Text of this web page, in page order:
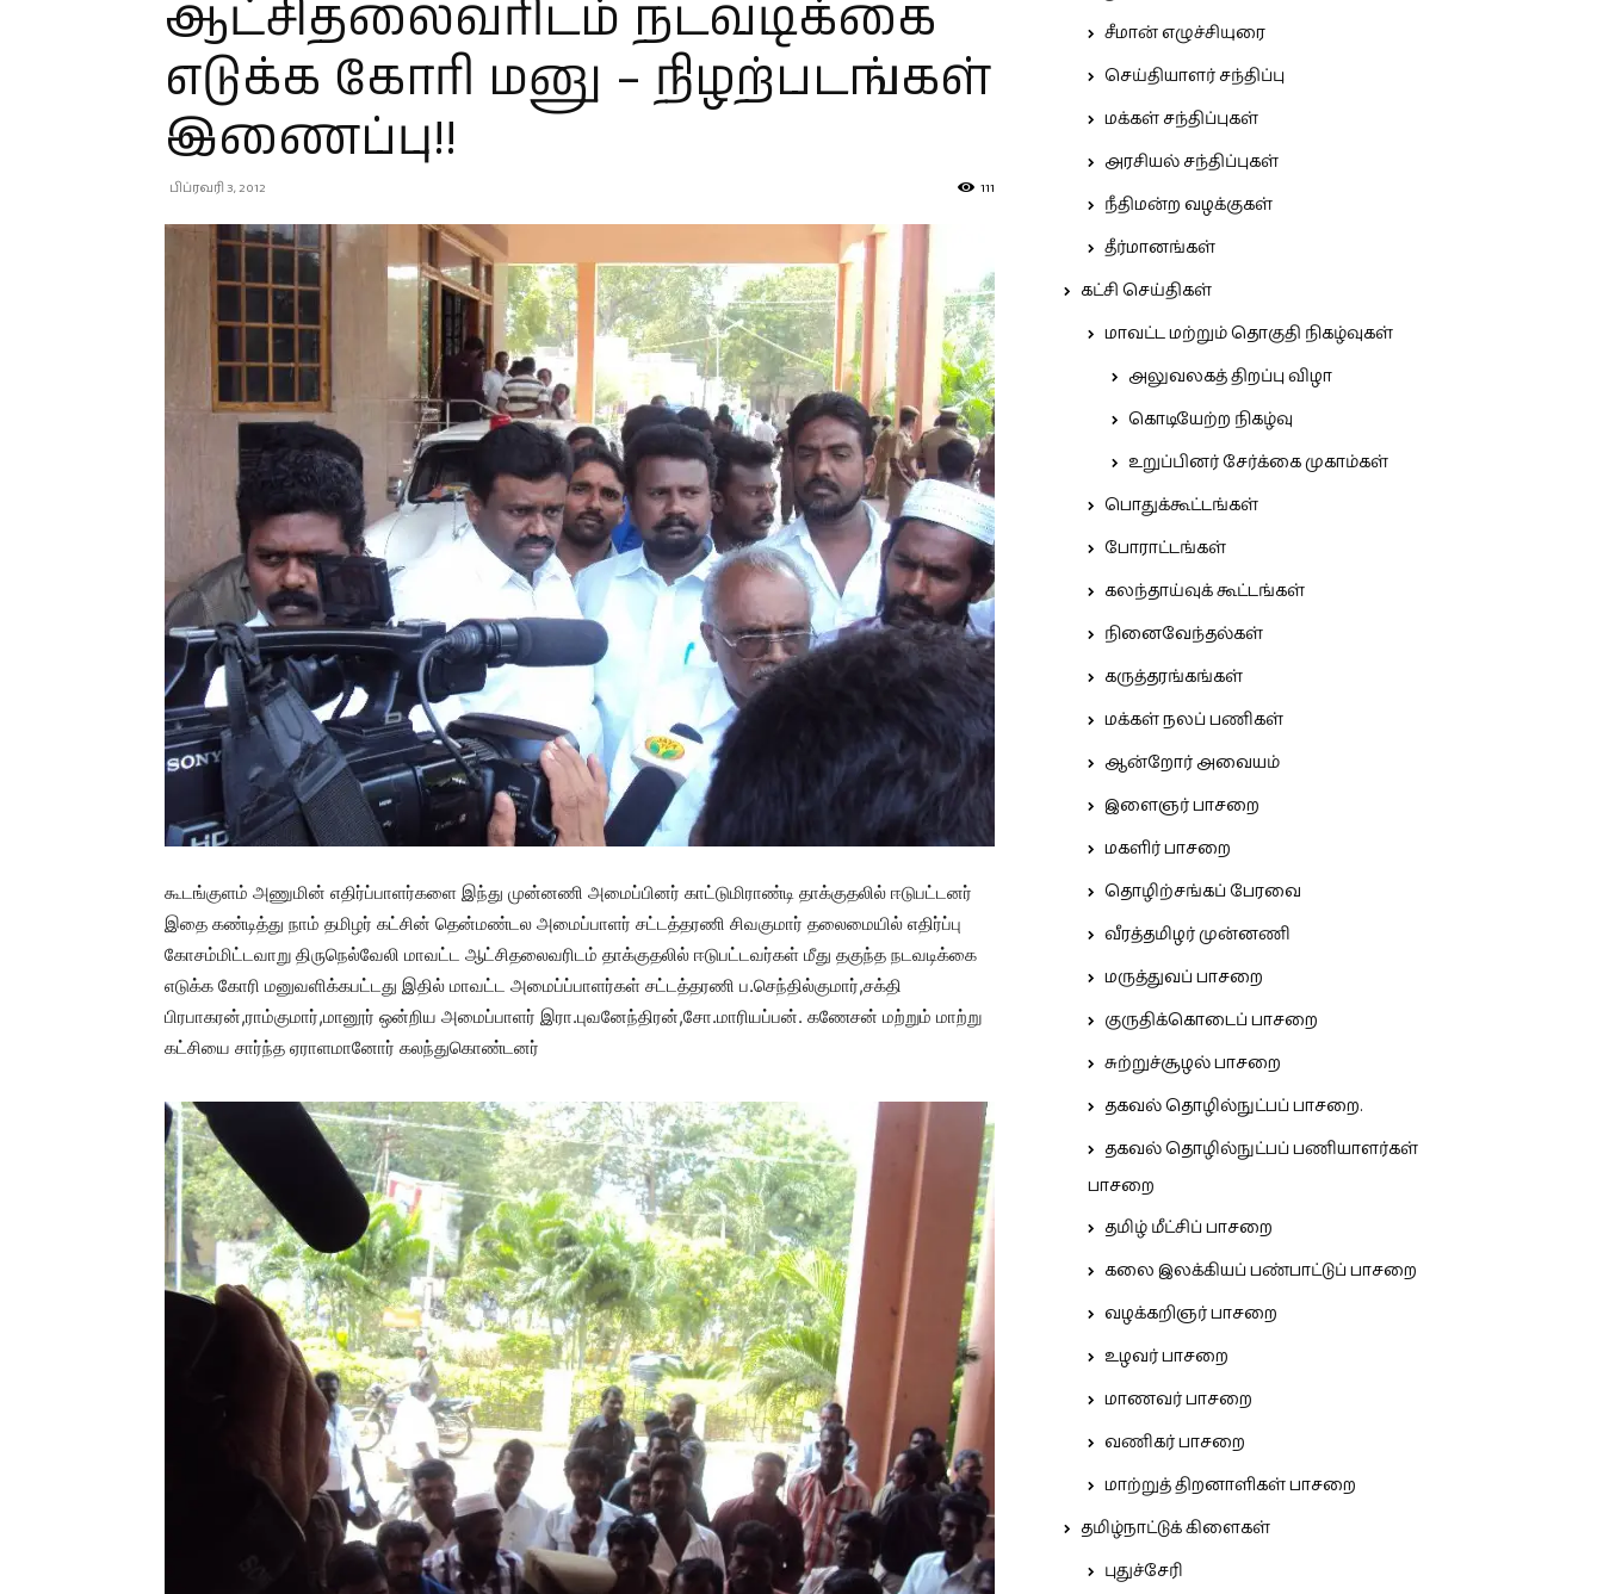
ஆட்சிதலைவரிடம் நடவடிக்கை
எடுக்க கோரி மனு – நிழற்படங்கள்
இணைப்பு!!
பிப்ரவரி 3, 2012 111
கூடங்குளம் அணுமின் எதிர்ப்பாளர்களை இந்து முன்னணி அமைப்பினர் காட்டுமிராண்டி தாக்குதலில் ஈடுபட்டனர்
இதை கண்டித்து நாம் தமிழர் கட்சின் தென்மண்டல அமைப்பாளர் சட்டத்தரணி சிவகுமார் தலைமையில் எதிர்ப்பு
கோசம்மிட்டவாறு திருநெல்வேலி மாவட்ட ஆட்சிதலைவரிடம் தாக்குதலில் ஈடுபட்டவர்கள் மீது தகுந்த நடவடிக்கை
எடுக்க கோரி மனுவளிக்கபட்டது இதில் மாவட்ட அமைப்ப்பாளர்கள் சட்டத்தரணி ப.செந்தில்குமார்,சக்தி
பிரபாகரன்,ராம்குமார்,மானூர் ஒன்றிய அமைப்பாளர் இரா.புவனேந்திரன்,சோ.மாரியப்பன். கணேசன் மற்றும் மாற்று
கட்சியை சார்ந்த ஏராளமானோர் கலந்துகொண்டனர்
சீமான் எழுச்சியுரை
செய்தியாளர் சந்திப்பு
மக்கள் சந்திப்புகள்
அரசியல் சந்திப்புகள்
நீதிமன்ற வழக்குகள்
தீர்மானங்கள்
கட்சி செய்திகள்
மாவட்ட மற்றும் தொகுதி நிகழ்வுகள்
அலுவலகத் திறப்பு விழா
கொடியேற்ற நிகழ்வு
உறுப்பினர் சேர்க்கை முகாம்கள்
பொதுக்கூட்டங்கள்
போராட்டங்கள்
கலந்தாய்வுக் கூட்டங்கள்
நினைவேந்தல்கள்
கருத்தரங்கங்கள்
மக்கள் நலப் பணிகள்
ஆன்றோர் அவையம்
இளைஞர் பாசறை
மகளிர் பாசறை
தொழிற்சங்கப் பேரவை
வீரத்தமிழர் முன்னணி
மருத்துவப் பாசறை
குருதிக்கொடைப் பாசறை
சுற்றுச்சூழல் பாசறை
தகவல் தொழில்நுட்பப் பாசறை.
தகவல் தொழில்நுட்பப் பணியாளர்கள்
பாசறை
தமிழ் மீட்சிப் பாசறை
கலை இலக்கியப் பண்பாட்டுப் பாசறை
வழக்கறிஞர் பாசறை
உழவர் பாசறை
மாணவர் பாசறை
வணிகர் பாசறை
மாற்றுத் திறனாளிகள் பாசறை
தமிழ்நாட்டுக் கிளைகள்
புதுச்சேரி